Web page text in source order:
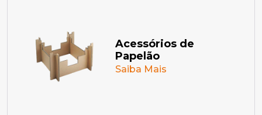
Acessórios de
Papelão
Saiba Mais